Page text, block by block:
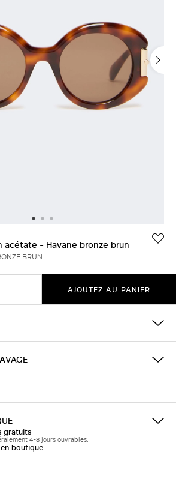
- Havane bronze brun
BRUN
AJOUTEZ AU PANIER
gratuits
4-8 jours ouvrables.
boutique